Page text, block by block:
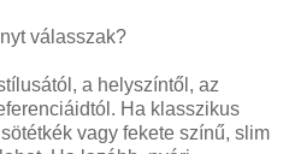
válasszak?
a helyszíntől, az
Ha klasszikus
vagy fekete színű, slim